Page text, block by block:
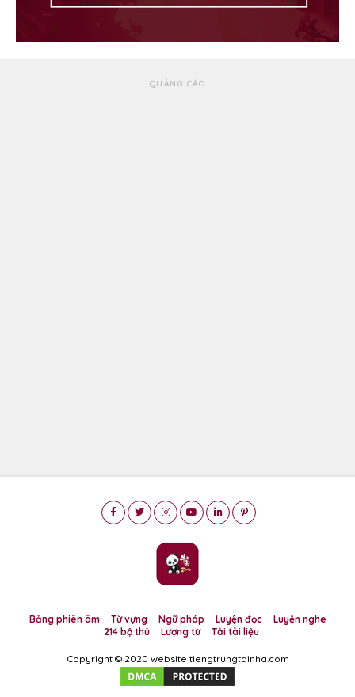
QUẢNG CÁO
Bảng phiên âm Từ vựng Ngữ pháp Luyện đọc
Luyện nghe
214 bộ thủ
Lượng từ Tải tài liệu
Copyright © 2020 website tiengtrungtainha.com